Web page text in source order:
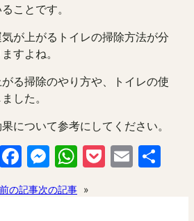
ことです。
が上がるトイレの掃除方法が分
すよね。
る掃除のやり方や、トイレの使
した。
について参考にしてください。
Threads
Facebook
Messenger
WhatsApp
Pocket
Email
前の記事次の記事 »